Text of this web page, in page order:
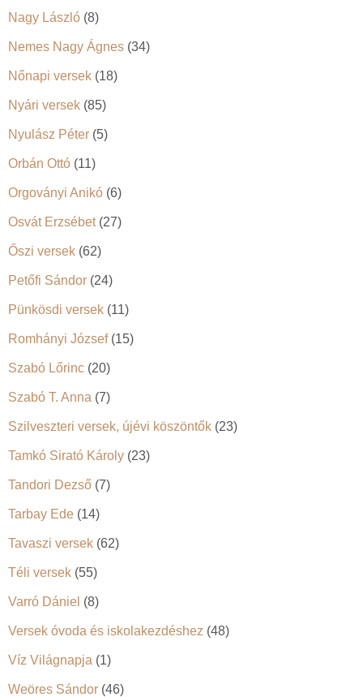
Nagy László (8)
Nemes Nagy Ágnes (34)
Nőnapi versek (18)
Nyári versek (85)
Nyulász Péter (5)
Orbán Ottó (11)
Orgoványi Anikó (6)
Osvát Erzsébet(27)
Őszi versek (62)
Petőfi Sándor (24)
Pünkösdi versek (11)
Romhányi József(15)
Szabó Lőrinc (20)
Szabó T. Anna (7)
Szilveszteri versek, újévi köszöntők (23)
Tamkó Sirató Károly (23)
Tandori Dezső (7)
Tarbay Ede (14)
Tavaszi versek (62)
Téli versek (55)
Varró Dániel (8)
Versek óvoda és iskolakezdéshez (48)
Víz Világnapja (1)
Weöres Sándor (46)